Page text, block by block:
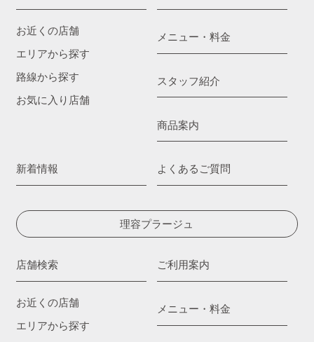
お近くの店舗
エリアから探す
路線から探す
お気に入り店舗
メニュー・料金
スタッフ紹介
商品案内
新着情報 よくあるご質問
理容プラージュ
店舗検索
お近くの店舗
エリアから探す
ご利用案内
メニュー・料金